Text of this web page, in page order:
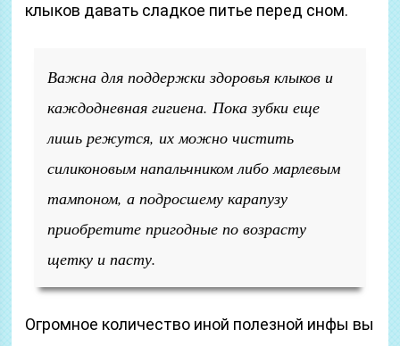
клыков давать сладкое питье перед сном.
Важна для поддержки здоровья клыков и
каждодневная гигиена. Пока зубки еще
лишь режутся, их можно чистить
силиконовым напальчником либо марлевым
тампоном, а подросшему карапузу
приобретите пригодные по возрасту
щетку и пасту.
Огромное количество иной полезной инфы вы